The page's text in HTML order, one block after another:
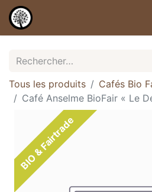
Tous les produits
Cafés Bio
Café Anselme BioFair « Le
BIO & Fairtrade